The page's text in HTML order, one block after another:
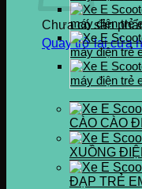
Chưa có sản
Quay trở lại cửa
máy điện trẻ
máy điện trẻ
máy điện trẻ
CÀO CÀO
XUỒNG
ĐẠP TRẺ